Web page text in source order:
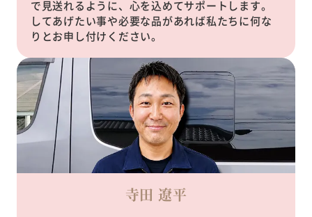
で見送れるように、心を込めてサポートします。
してあげたい事や必要な品があれば私たちに何な
りとお申し付けください。
寺田 遼平